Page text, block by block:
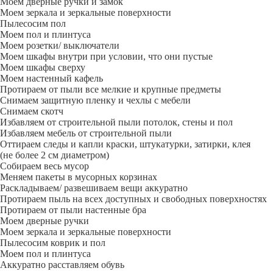
Моем зеркала и зеркальные поверхности
Пылесосим пол
Моем пол и плинтуса
Моем розетки/ выключатели
Моем шкафы внутри при условии, что они пустые
Моем шкафы сверху
Моем настенный кафель
Протираем от пыли все мелкие и крупные предметы
Снимаем защитную пленку и чехлы с мебели
Снимаем скотч
Избавляем от строительной пыли потолок, стены и пол
Избавляем мебель от строительной пыли
Оттираем следы и капли краски, штукатурки, затирки, клея
(не более 2 см диаметром)
Собираем весь мусор
Меняем пакеты в мусорных корзинах
Раскладываем/ развешиваем вещи аккуратно
Протираем пыль на всех доступных и свободных поверхностях
Протираем от пыли настенные бра
Моем дверные ручки
Моем зеркала и зеркальные поверхности
Пылесосим коврик и пол
Моем пол и плинтуса
Аккуратно расставляем обувь